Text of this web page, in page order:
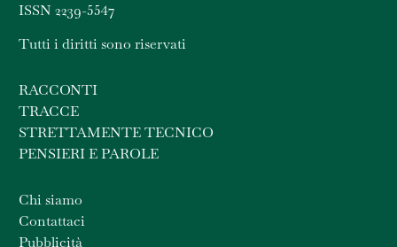
ISSN 2239-5547
Tutti i diritti sono riservati
RACCONTI
TRACCE
STRETTAMENTE TECNICO
PENSIERI E PAROLE
Chi siamo
Contattaci
Pubblicità